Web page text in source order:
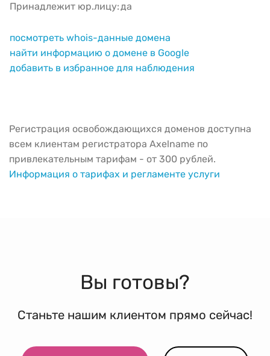
Принадлежит юр.лицу:да
посмотреть whois-данные домена
найти информацию о домене в Google
добавить в избранное для наблюдения
Регистрация освобождающихся доменов доступна
всем клиентам регистратора Axelname по
привлекательным тарифам - от 300 рублей.
Информация о тарифах и регламенте услуги
Вы готовы?
Станьте нашим клиентом прямо сейчас!